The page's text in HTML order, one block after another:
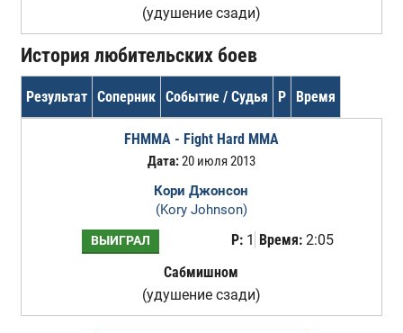
(удушение сзади)
История любительских боев
Результат Соперник Событие / Судья Р Время
FHMMA - Fight Hard MMA
Дата:20 июля 2013
Кори Джонсон
(Kory Johnson)
ВЫИГРАЛ Р:1 Время:2:05
Сабмишном
(удушение сзади)